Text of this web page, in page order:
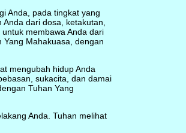
Anda, pada tingkat yang
dari dosa, ketakutan,
membawa Anda dari
Mahakuasa, dengan
mengubah hidup Anda
sukacita, dan damai
Tuhan Yang
Anda. Tuhan melihat